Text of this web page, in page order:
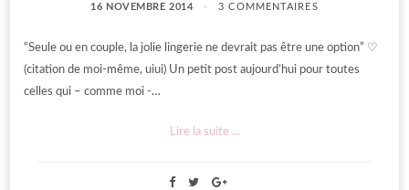
16 NOVEMBRE 2014 3 COMMENTAIRES
“Seule ou en couple, la jolie lingerie ne devrait pas être une option” ♡
(citation de moi-même, uiui) Un petit post aujourd’hui pour toutes
celles qui – comme moi -…
Lire la suite ...